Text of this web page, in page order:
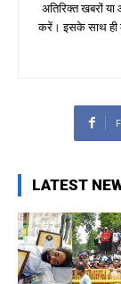
अतिरिक्त खबरों
करें। इसके साथ ही
LATEST